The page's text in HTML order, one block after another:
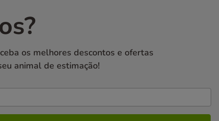
os melhores descontos e ofertas
animal de estimação!